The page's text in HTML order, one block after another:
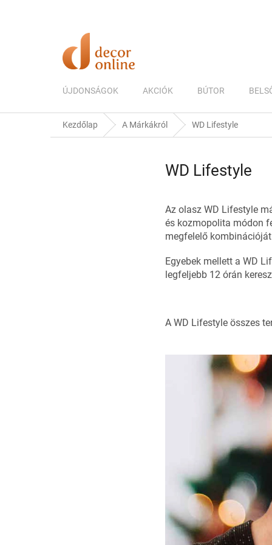
ÚJDONSÁGOK AKCIÓK BÚTOR
Kezdőlap A Márkákról WD Lifestyle
WD Lifestyle
Az olasz WD Lifestyle
és kozmopolita módon
megfelelő
Egyebek mellett a WD
legfeljebb 12 órán
A WD Lifestyle összes